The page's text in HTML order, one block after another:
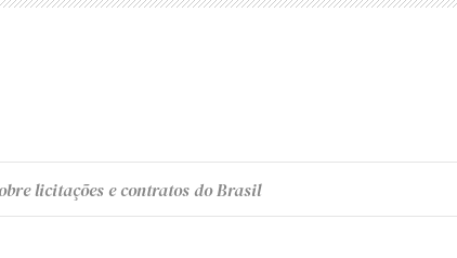
licitações e contratos do Brasil